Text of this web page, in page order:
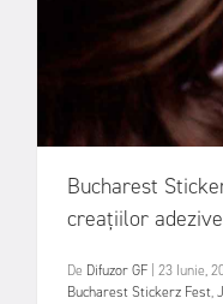
Bucharest
creațiilor adezive
De Difuzor GF 23 Iunie,
Bucharest Stickerz Fest,